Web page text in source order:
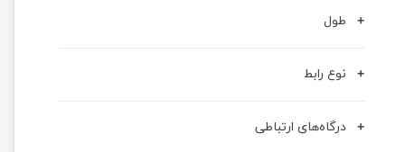
طول
نوع رابط
درگاه‌های ارتباطی